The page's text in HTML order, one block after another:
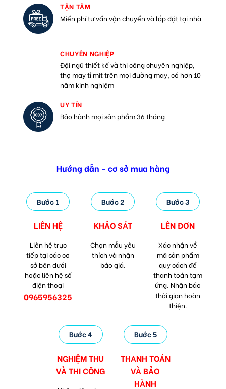
TẬN TÂM
Miến phí tư vấn vận chuyển và lắp đặt tại nhà
CHUYÊN NGHIỆP
Đội ngũ thiết kế và thi công chuyên nghiệp,
thợ may tỉ mit trên mọi đường may, có hơn 10
năm kinh nghiệm
UY TÍN
Bảo hành mọi sản phầm 36 tháng
Hướng dẫn - cơ sở mua hàng
Bước 1
LIÊN HỆ
Liên hệ trực
tiếp tại các cơ
sở bên dưới
hoặc liên hệ số
điện thoại
0965956325
Bước 2
KHẢO SÁT
Chọn mẫu yêu
thích và nhận
báo giá.
Bước 3
LÊN ĐƠN
Xác nhận về
mã sản phẩm
quy cách để
thanh toán tạm
ứng. Nhận báo
thời gian hoàn
thiện.
Bước 4
NGHIỆM THU
VÀ THI CÔNG
Bước 5
THANH TOÁN
VÀ BẢO
HÀNH